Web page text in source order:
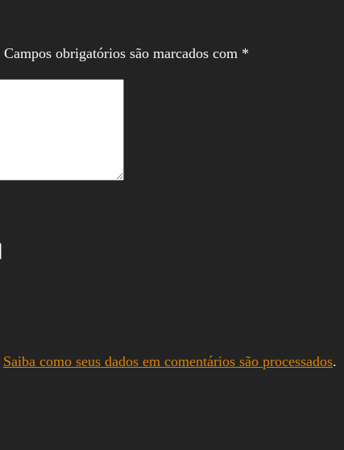
Campos obrigatórios são marcados com *
Saiba como seus dados em comentários são processados.